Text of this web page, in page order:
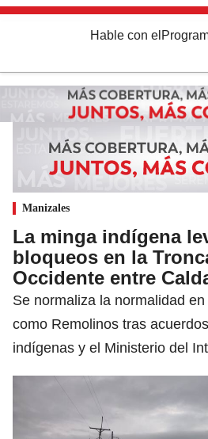
Hable con el
Manizales
La minga indígena
bloqueos en la
Occidente entre
Se normaliza la normalidad
como Remolinos tras
indígenas y el Ministerio del